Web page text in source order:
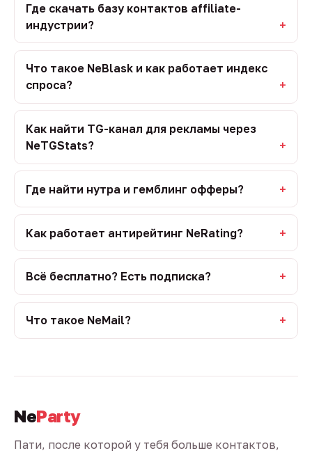
Где скачать базу контактов affiliate-
индустрии?
Что такое NeBlask и как работает индекс
спроса?
Как найти TG-канал для рекламы через
NeTGStats?
Где найти нутра и гемблинг офферы?
Как работает антирейтинг NeRating?
Всё бесплатно? Есть подписка?
Что такое NeMail?
NeParty
Пати, после которой у тебя больше контактов,